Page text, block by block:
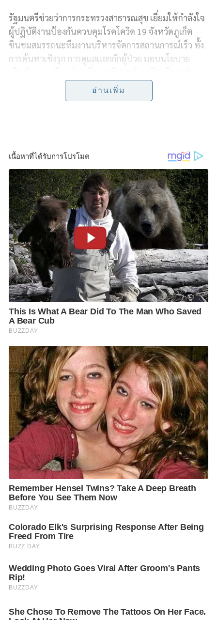
c
e
b
n
e
i
t
t
e
r
p
y
L
i
n
a
r
รัฐมนตรีช่วยว่าการกระทรวงสาธารณสุข เยี่ยมให้กำลังใจ
ผู้ปฏิบัติงานป้องกันควบคุมโรคโควิด 19 จังหวัดภูเก็ต
ชื่นชมสมรรถนะทีมงานบริหารจัดการสถานการณ์เร็ว ทั้ง
การค้นหาเชิงรุก การดูแลแยกกักผู้ป่วย มอบนโยบาย
ป้องกันควบคุมโรคติดเชื้อไวรัสโคโรนา 2019 (โควิด 19)
มอบนโยบายเตรียมความพร้อมเปิดเมืองภูเก็ตอย่าง
ปลอดภัยได้มาตรฐาน พร้อมมอบประกาศรับรองกิจการ
ผ่อนปรนผ่านการรับรองจากกรมอนามัยจำนวน 20 แห่ง
ดร.สาธิตกล่าวว่า กระทรวงสาธารณสุข ให้ความสำคัญใน
การสร้างความเข้มแข็งด้านการป้องกันและควบคุมโรค
เพื่อให้ภูเก็ตเป็นจังหวัดต้นแบบทั้งในระยะที่มีโควิด 19
ระบาดและในระยะยาว เนื่องจากภูเก็ตเป็นจังหวัดที่มี
สถิตินักท่องเที่ยวมากที่สุดเป็นอันดับ 1 ในระดับภูมิภาค มี
อัตราการป่วยเป็นอันดับต้นของประเทศ แต่มีทีมงานที่มี
สมรรถนะในการบริหารจัดการ ทั้งการควบคุมป้องกันโรค
ด้วยการค้นหาผู้ป่วยเชิงรุก การดูแลแยกกักผู้ป่วยในโรง
พยาบาล ในโรงแรมหรือสถานที่ที่ปรับเป็นสถานที่แยก
ดูแลผู้ป่วย ทำให้สามารถจัดการสถานการณ์ได้โดยเร็ว
สามารถนำบทเรียนมาวางระบบในระยะยาวให้ภูเก็ตเป็น
จังหวัดที่มีความมั่นคงในการท่องเที่ยว
และให้ยกระดับมาตรการการป้องกันการแพร่กระจายเชื้อ
ณ ด่านทางเข้าและออก ทั้งทางอากาศ ทางบก และทางน้ำ
โดยด่านทางอากาศ มีระบบประสานข้อมูลกับประเทศ
ต้นทางที่อาจมีโรคติดต่อเพื่อเฝ้าระวัง ระบบคัดกรอง
ตั้งแต่ต้นทาง และมีระบบติดตามตัวโดยให้ผู้เดินทางลง
ทะเบียนข้อมูลการเดินทางบนแอปพลิเคชัน AOT Airport
ด่านทางบก ที่ด่านท่าฉัตรไชย มีระบบคัดกรอง Phuket
Smart Check Point ให้ผู้เดินทางลงทะเบียนก่อนเข้า
ภูเก็ตล่วงหน้าทางเว็บไซต์และแอปพลิเคชัน รวมทั้งมี
ระบบตรวจจับใบหน้าผู้ป่วยเฝ้าระวัง ณ จุดตรวจ เชื่อมกับ
ฐานข้อมูลสาธารณสุข จะแจ้งเตือนเมื่อเดินทางออกนอก
จังหวัด และด่านทางน้ำ พัฒนาให้มีมาตรฐานป้องกัน
การนำเชื้อมาแพร่ในประเทศ โดยเน้นเฝ้าระวังโรค
ประเทศต้นทางและคัดกรองผู้ผ่านด่านทุกทางเข้าหลัก
จัดพื้นที่เว้นระยะห่างในท่าเทียบเรือและบนเรือ
แพร่กระจายเชื้อในการผ่อนปรนเปิดกิจการอย่างเข้มงวด
อ่านเพิ่ม